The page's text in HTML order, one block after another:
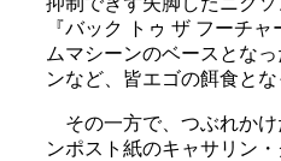
『バック トゥ ザ フーチ
ムマシーンのベースとな
ンなど、皆エゴの餌食とな
その一方で、つぶれかけ
ンポスト紙のキャサリン